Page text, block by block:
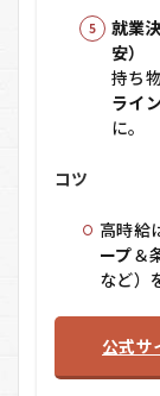
就業
安）
持ち
ライ
に。
コツ
高時給
ープ＆
など）
公式サ